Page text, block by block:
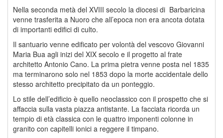
Nella seconda metà del XVIII secolo la diocesi di Barbaricina
venne trasferita a Nuoro che all’epoca non era ancota dotata
di importanti edifici di culto.
Il santuario venne edificato per volontà del vescovo Giovanni
Maria Bua agli inizi del XIX secolo e il progetto al frate
architetto Antonio Cano. La prima pietra venne posta nel 1835
ma terminarono solo nel 1853 dopo la morte accidentale dello
stesso architetto precipitato da un ponteggio.
Lo stile dell’edificio è quello neoclassico con il prospetto che si
affaccia sulla vasta piazza antistante. La facciata ricorda un
tempio di età classica con le quattro imponenti colonne in
granito con capitelli ionici a reggere il timpano.